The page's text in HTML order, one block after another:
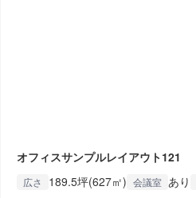
オフィスサンプルレイアウト121
広さ 189.5坪(627㎡) 会議室 あり